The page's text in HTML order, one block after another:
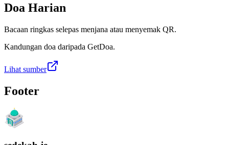
Doa Harian
Bacaan ringkas selepas menjana atau menyemak QR.
Kandungan doa daripada GetDoa.
Lihat sumber
Footer